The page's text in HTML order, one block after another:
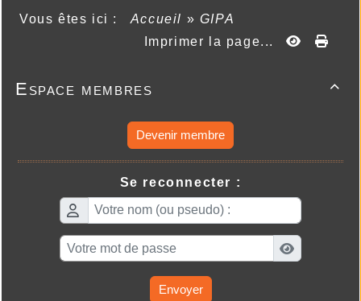
Vous êtes ici : Accueil » GIPA
Imprimer la page...

Espace membres
Devenir membre
Se reconnecter :
Envoyer